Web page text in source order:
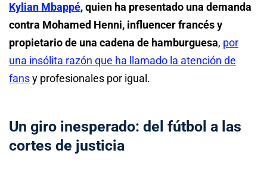
Kylian Mbappé, quien ha presentado una demanda
contra Mohamed Henni, influencer francés y
propietario de una cadena de hamburguesa, por
una insólita razón que ha llamado la atención de
fansy profesionales por igual.
Un giro inesperado: del fútbol a las
cortes de justicia